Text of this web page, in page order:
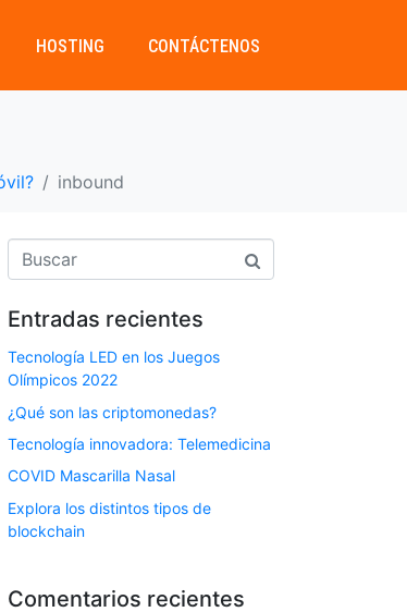
HOSTING CONTÁCTENOS
inbound
Entradas recientes
Tecnología LED en los Juegos
Olímpicos 2022
¿Qué son las criptomonedas?
Tecnología innovadora: Telemedicina
COVID Mascarilla Nasal
Explora los distintos tipos de
blockchain
Comentarios recientes